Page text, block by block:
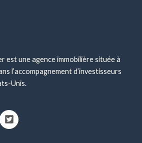
est une agence immobilière située à
l’accompagnement d’investisseurs
Unis.